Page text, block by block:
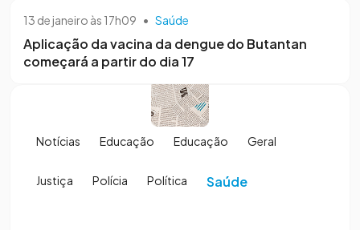
13 de janeiro às 17h09 • Saúde
Aplicação da vacina da dengue do Butantan
começará a partir do dia 17
Notícias Educação Educação Geral
Justiça Polícia Política Saúde